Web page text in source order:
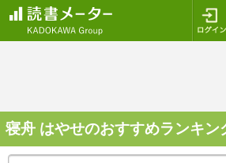
寝舟 はやせのおすすめランキン